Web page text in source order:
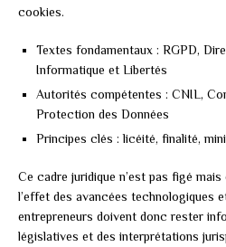
cookies.
Textes fondamentaux : RGPD,
Informatique et Libertés
Autorités compétentes : CNIL,
Protection des Données
Principes clés : licéité, finalité,
Ce cadre juridique n’est pas figé
l’effet des avancées technologiques
entrepreneurs doivent donc rester
législatives et des interprétations